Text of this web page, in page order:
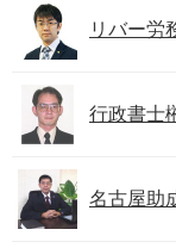
リバー労
行政書士
名古屋助